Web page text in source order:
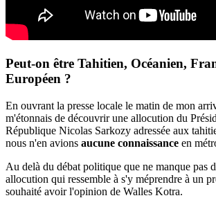
Peut-on être Tahitien, Océanien,
Européen ?
En ouvrant la presse locale le matin de mon
m'étonnais de découvrir une allocution du
République Nicolas Sarkozy adressée aux
nous n'en avions aucune connaissance en
Au delà du débat politique que ne manque pas
allocution qui ressemble à s'y méprendre à un
souhaité avoir l'opinion de Walles Kotra.